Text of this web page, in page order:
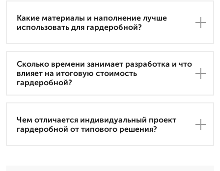
Какие материалы и наполнение лучше
использовать для гардеробной?
Сколько времени занимает разработка и что
влияет на итоговую стоимость
гардеробной?
Чем отличается индивидуальный проект
гардеробной от типового решения?